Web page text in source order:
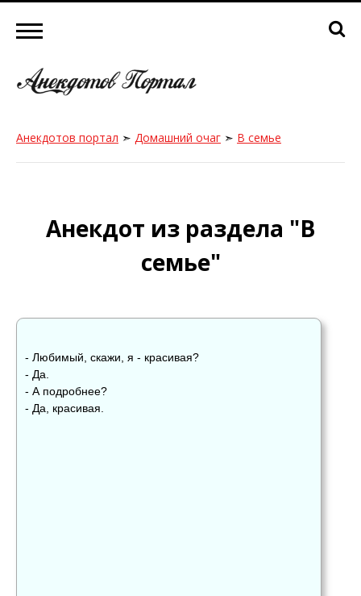
Анекдотов портал ➣ Домашний очаг ➣ В семье
Анекдот из раздела "В
семье"
- Любимый, скажи, я - красивая?
- Да.
- А подробнее?
- Да, красивая.